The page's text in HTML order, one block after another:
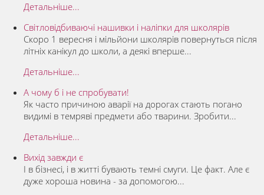
Детальніше...
Світловідбиваючі нашивки і наліпки для школярів
Скоро 1 вересня і мільйони школярів повернуться після
літніх канікул до школи, а деякі вперше...
Детальніше...
А чому б і не спробувати!
Як часто причиною аварії на дорогах стають погано
видимі в темряві предмети або тварини. Зробити...
Детальніше...
Вихід завжди є
І в бізнесі, і в житті бувають темні смуги. Це факт. Але є
дуже хороша новина - за допомогою...